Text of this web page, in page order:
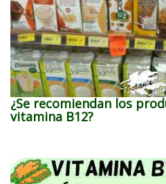
¿Se recomiendan los
vitamina B12?